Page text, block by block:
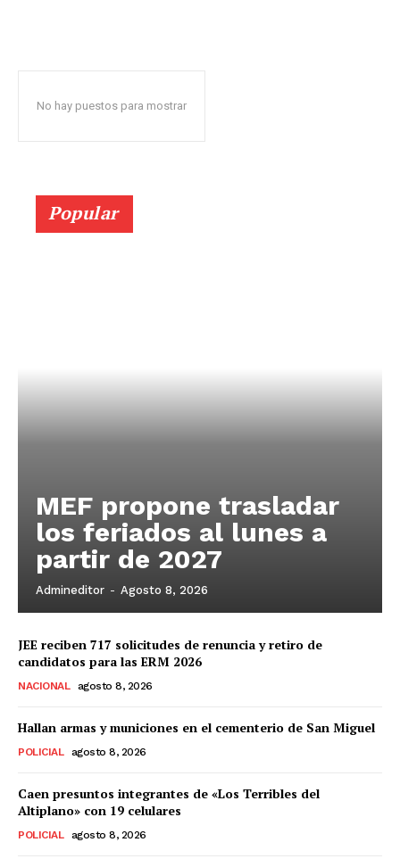
No hay puestos para mostrar
Popular
MEF propone trasladar
los feriados al lunes a
partir de 2027
Admineditor - Agosto 8, 2026
JEE reciben 717 solicitudes de renuncia y retiro de
candidatos para las ERM 2026
NACIONAL agosto 8, 2026
Hallan armas y municiones en el cementerio de San Miguel
POLICIAL agosto 8, 2026
Caen presuntos integrantes de «Los Terribles del
Altiplano» con 19 celulares
POLICIAL agosto 8, 2026